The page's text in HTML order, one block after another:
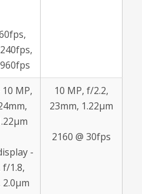
MP,
-
f/1.8,
2.0µm
10 MP, f/2.2,
23mm, 1.22µm
2160 @ 30fps